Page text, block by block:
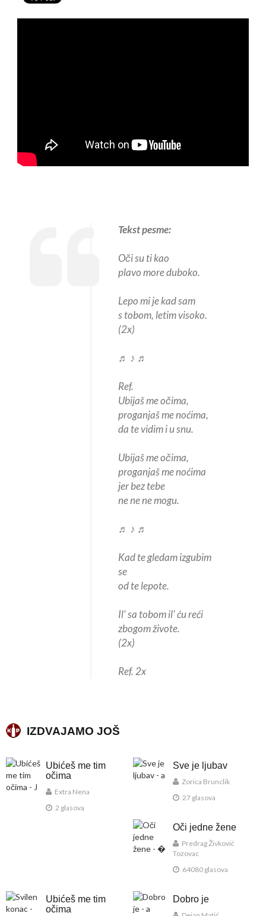
Tekst pesme:
Oči su ti kao
plavo more duboko.
Lepo mi je kad sam
s tobom, letim visoko.
(2x)
♬ ♪ ♬
Ref.
Ubijaš me očima,
proganjaš me noćima,
da te vidim i u snu.
Ubijaš me očima,
proganjaš me noćima
jer bez tebe
ne ne ne mogu.
♬ ♪ ♬
Kad te gledam izgubim
se
od te lepote.
Il' sa tobom il' ću reći
zbogom živote.
(2x)
Ref. 2x
IZDVAJAMO JOŠ
Ubićeš me tim
očima
Extra Nena
2 glasova
Sve je ljubav
Zorica Brunclik
27 glasova
Oči jedne žene
Predrag Živković
Tozovac
64080 glasova
Ubićeš me tim
očima
Dobro je